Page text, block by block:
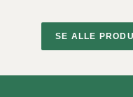
SE ALLE